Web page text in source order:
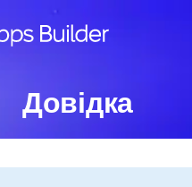
Довідка